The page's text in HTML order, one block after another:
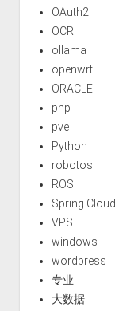
OAuth2
OCR
ollama
openwrt
ORACLE
php
pve
Python
robotos
ROS
Spring Cloud
VPS
windows
wordpress
专业
大数据